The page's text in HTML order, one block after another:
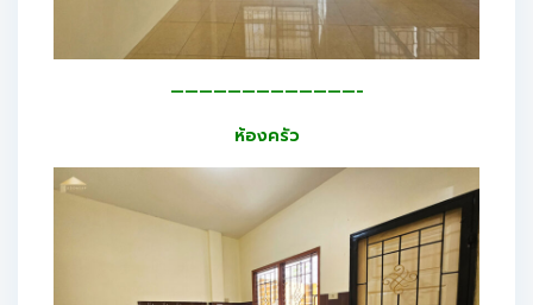
—————————————-
ห้องครัว